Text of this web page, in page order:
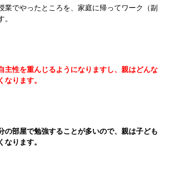
業でやったところを、家庭に帰ってワーク（副
主性を重んじるようになりますし、親はどんな
ります。
の部屋で勉強することが多いので、親は子ども
ります。